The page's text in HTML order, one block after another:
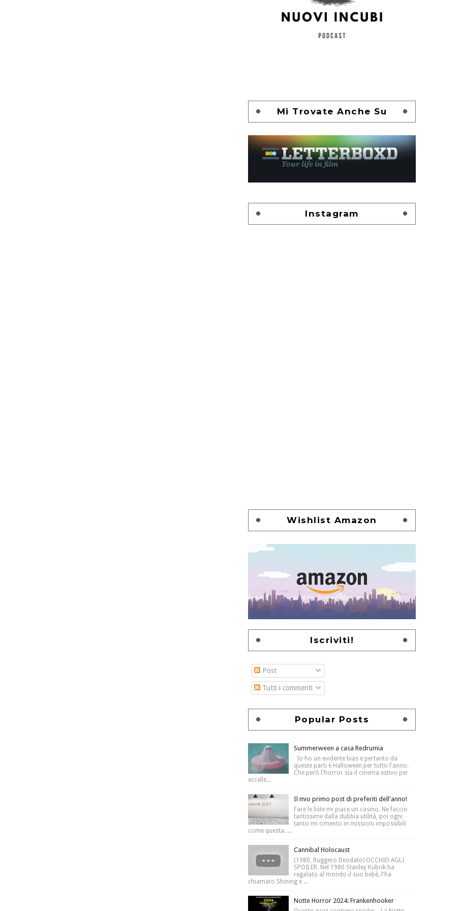
Mi Trovate Anche Su
Instagram
Wishlist Amazon
Iscriviti!
Post
Tutti i commenti
Popular Posts
Summerween a casa Redrumia
Io ho un evidente bias e pertanto da
queste parti è Halloween per tutto l'anno.
Che però l'horror sia il cinema estivo per
eccelle...
Il mio primo post di preferiti dell'anno!
Fare le liste mi piace un casino. Ne faccio
tantissime dalla dubbia utilità, poi ogni
tanto mi cimento in missioni impossibili
come questa. ...
Cannibal Holocaust
(1980, Ruggero Deodato) OCCHIO AGLI
SPOILER. Nel 1980 Stanley Kubrik ha
regalato al mondo il suo bebè, l'ha
chiamato Shining e ...
Notte Horror 2024: Frankenhooker